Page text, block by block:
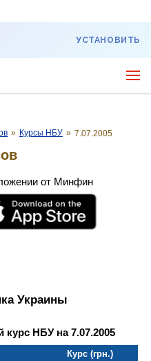
УСТАНОВИТЬ
» Курсы НБУ » 7.07.2005
от Минфин
Украины
НБУ на 7.07.2005
Курс (грн.)